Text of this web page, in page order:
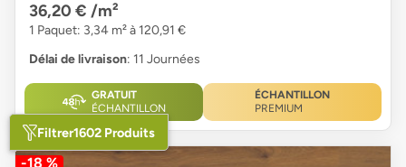
36,20 € /m²
1 Paquet: 3,34 m² à 120,91 €
Délai de livraison: 11 Journées
GRATUIT
ÉCHANTILLON
ÉCHANTILLON
PREMIUM
-18 %
Filtrer1602 Produits